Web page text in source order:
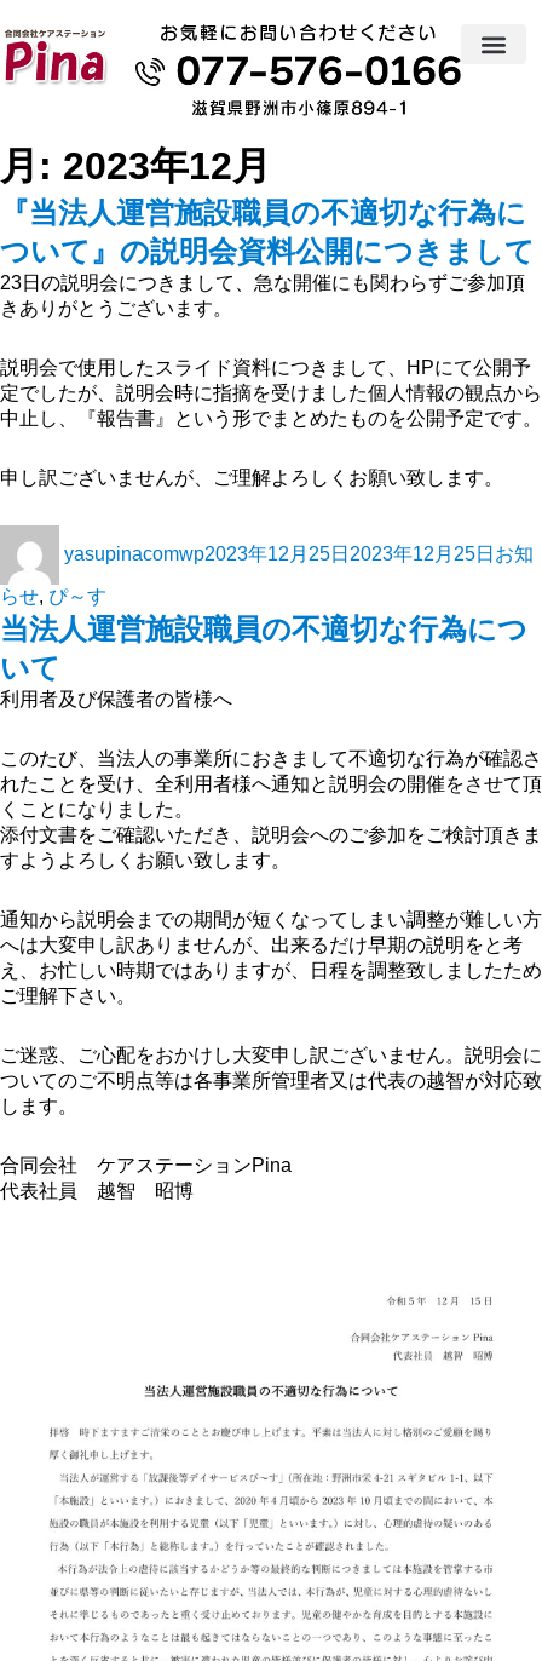
月: 2023年12月
『当法人運営施設職員の不適切な行為に
ついて』の説明会資料公開につきまして
23日の説明会につきまして、急な開催にも関わらずご参加頂
きありがとうございます。
説明会で使用したスライド資料につきまして、HPにて公開予
定でしたが、説明会時に指摘を受けました個人情報の観点から
中止し、『報告書』という形でまとめたものを公開予定です。
申し訳ございませんが、ご理解よろしくお願い致します。
yasupinacomwp2023年12月25日 2023年12月25日 お知
らせ, ぴ～す
当法人運営施設職員の不適切な行為につ
いて
利用者及び保護者の皆様へ
このたび、当法人の事業所におきまして不適切な行為が確認さ
れたことを受け、全利用者様へ通知と説明会の開催をさせて頂
くことになりました。
添付文書をご確認いただき、説明会へのご参加をご検討頂きま
すようよろしくお願い致します。
通知から説明会までの期間が短くなってしまい調整が難しい方
へは大変申し訳ありませんが、出来るだけ早期の説明をと考
え、お忙しい時期ではありますが、日程を調整致しましたため
ご理解下さい。
ご迷惑、ご心配をおかけし大変申し訳ございません。説明会に
ついてのご不明点等は各事業所管理者又は代表の越智が対応致
します。
合同会社 ケアステーションPina
代表社員 越智 昭博